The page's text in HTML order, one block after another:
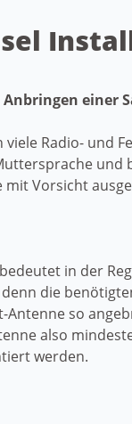
einer
viele Radio- und
und
mit Vorsicht
in der
die
so
also
werden.